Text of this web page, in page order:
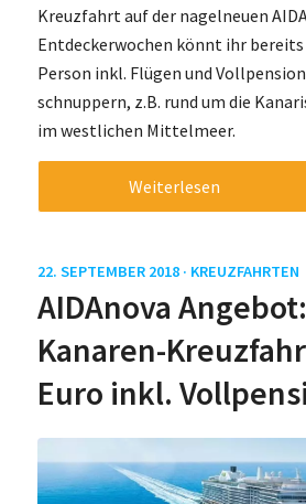
Kreuzfahrt auf der nagelneuen
Entdeckerwochen könnt ihr bereits
Person inkl. Flügen und
schnuppern, z.B. rund um die
im westlichen Mittelmeer.
Weiterlesen
22. SEPTEMBER 2018 · KREUZFAHRTEN
AIDAnova
Kanaren-
Euro inkl.